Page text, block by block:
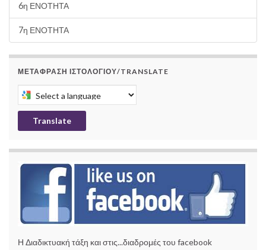
6η ΕΝΟΤΗΤΑ
7η ΕΝΟΤΗΤΑ
ΜΕΤΆΦΡΑΣΗ ΙΣΤΟΛΟΓΊΟΥ/TRANSLATE
Select a language to translate this page
Translate
Η Διαδικτυακή τάξη και στις...διαδρομές του facebook